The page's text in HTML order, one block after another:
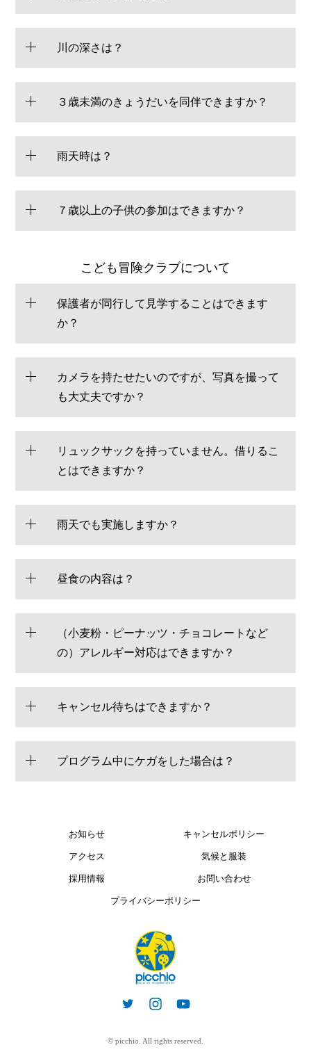
川の深さは？
３歳未満のきょうだいを同伴できますか？
雨天時は？
７歳以上の子供の参加はできますか？
こども冒険クラブについて
保護者が同行して見学することはできます
か？
カメラを持たせたいのですが、写真を撮って
も大丈夫ですか？
リュックサックを持っていません。借りるこ
とはできますか？
雨天でも実施しますか？
昼食の内容は？
（小麦粉・ピーナッツ・チョコレートなど
の）アレルギー対応はできますか？
キャンセル待ちはできますか？
プログラム中にケガをした場合は？
お知らせ キャンセルポリシー
アクセス 気候と服装
採用情報 お問い合わせ
プライバシーポリシー
© picchio. All rights reserved.